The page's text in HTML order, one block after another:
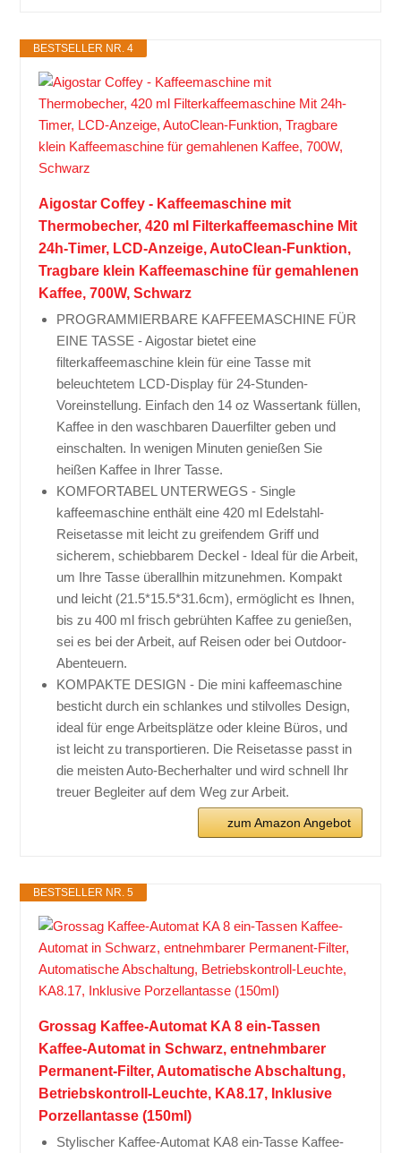
BESTSELLER NR. 4
Aigostar Coffey - Kaffeemaschine mit
Thermobecher, 420 ml Filterkaffeemaschine Mit
24h-Timer, LCD-Anzeige, AutoClean-Funktion,
Tragbare klein Kaffeemaschine für gemahlenen
Kaffee, 700W, Schwarz
PROGRAMMIERBARE KAFFEEMASCHINE FÜR
EINE TASSE - Aigostar bietet eine
filterkaffeemaschine klein für eine Tasse mit
beleuchtetem LCD-Display für 24-Stunden-
Voreinstellung. Einfach den 14 oz Wassertank füllen,
Kaffee in den waschbaren Dauerfilter geben und
einschalten. In wenigen Minuten genießen Sie
heißen Kaffee in Ihrer Tasse.
KOMFORTABEL UNTERWEGS - Single
kaffeemaschine enthält eine 420 ml Edelstahl-
Reisetasse mit leicht zu greifendem Griff und
sicherem, schiebbarem Deckel - Ideal für die Arbeit,
um Ihre Tasse überallhin mitzunehmen. Kompakt
und leicht (21.5*15.5*31.6cm), ermöglicht es Ihnen,
bis zu 400 ml frisch gebrühten Kaffee zu genießen,
sei es bei der Arbeit, auf Reisen oder bei Outdoor-
Abenteuern.
KOMPAKTE DESIGN - Die mini kaffeemaschine
besticht durch ein schlankes und stilvolles Design,
ideal für enge Arbeitsplätze oder kleine Büros, und
ist leicht zu transportieren. Die Reisetasse passt in
die meisten Auto-Becherhalter und wird schnell Ihr
treuer Begleiter auf dem Weg zur Arbeit.
zum Amazon Angebot
BESTSELLER NR. 5
Grossag Kaffee-Automat KA 8 ein-Tassen
Kaffee-Automat in Schwarz, entnehmbarer
Permanent-Filter, Automatische Abschaltung,
Betriebskontroll-Leuchte, KA8.17, Inklusive
Porzellantasse (150ml)
Stylischer Kaffee-Automat KA8 ein-Tasse Kaffee-